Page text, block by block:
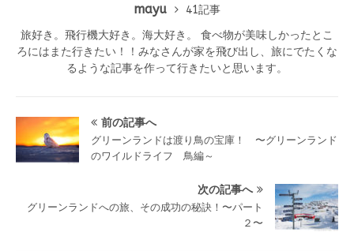
mayu
41記事
旅好き。飛行機大好き。海大好き。 食べ物が美味しかったとこ
ろにはまた行きたい！！みなさんが家を飛び出し、旅にでたくな
るような記事を作って行きたいと思います。
前の記事へ
グリーンランドは渡り鳥の宝庫！ 〜グリーンランド
のワイルドライフ 鳥編～
次の記事へ
グリーンランドへの旅、その成功の秘訣！〜パート
２〜